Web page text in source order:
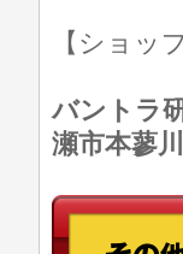
【ショッ
バントラ
瀬市本蓼川